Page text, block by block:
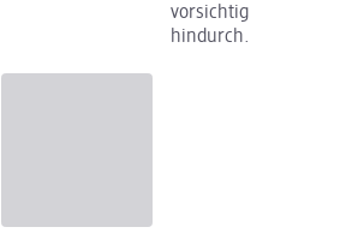
vorsichtig
hindurch.